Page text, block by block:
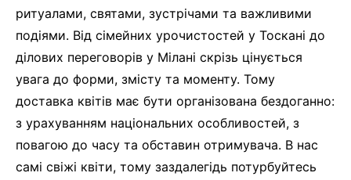
ритуалами, святами, зустрічами та важливими
подіями. Від сімейних урочистостей у Тоскані до
ділових переговорів у Мілані скрізь цінується
увага до форми, змісту та моменту. Тому
доставка квітів має бути організована бездоганно:
з урахуванням національних особливостей, з
повагою до часу та обставин отримувача. В нас
самі свіжі квіти, тому заздалегідь потурбуйтесь